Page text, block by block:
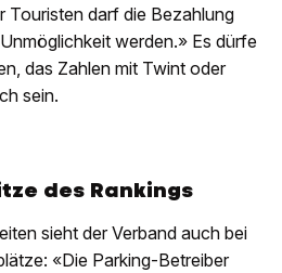
Touristen darf die Bezahlung
werden.» Es dürfe
das Zahlen mit Twint oder
sein.
des Rankings
sieht der Verband auch bei
«Die Parking-Betreiber